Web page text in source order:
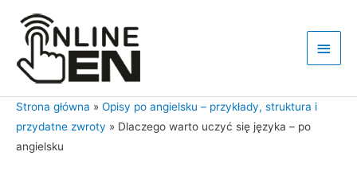
treści
Strona główna » Opisy po angielsku – przykłady, struktura i
przydatne zwroty » Dlaczego warto uczyć się języka – po
angielsku